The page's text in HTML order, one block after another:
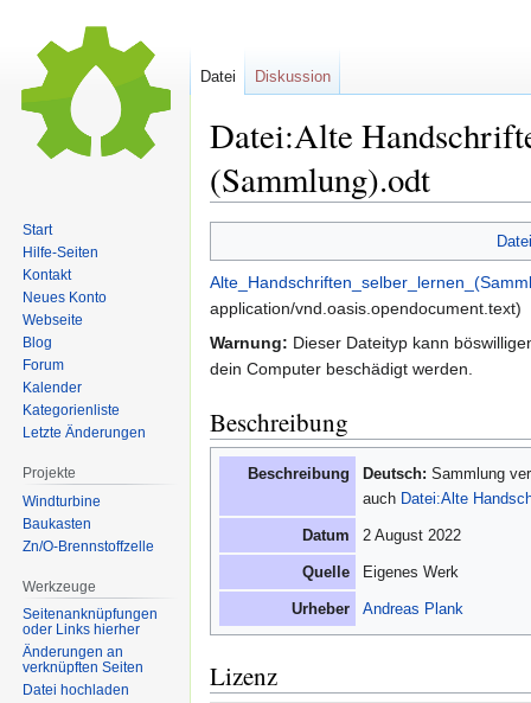
Datei:Alte
(Sammlung).odt
Navigation
springen
Suche
springen
application/vnd.oasis.opendocument.text)
Warnung: Dieser Dateityp kann
dein Computer beschädigt werden.
Beschreibung
Beschreibung Deutsch: Sammlung
auch Datei:Alte
Datum 2 August 2022
Quelle Eigenes Werk
Urheber Andreas Plank
Lizenz
Datei Diskussion
Start
Hilfe-Seiten
Kontakt
Neues Konto
Webseite
Blog
Forum
Kalender
Kategorienliste
Letzte Änderungen
Projekte
Windturbine
Baukasten
Zn/O-Brennstoffzelle
Werkzeuge
Seitenanknüpfungen
oder Links hierher
Änderungen an
verknüpften Seiten
Datei hochladen